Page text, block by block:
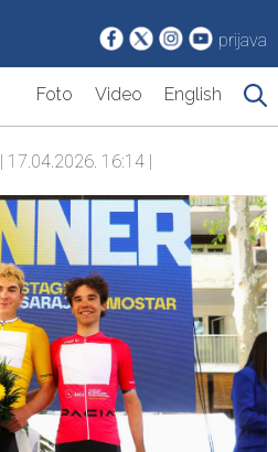
prijava
Foto Video English
| 17.04.2026. 16:14 |